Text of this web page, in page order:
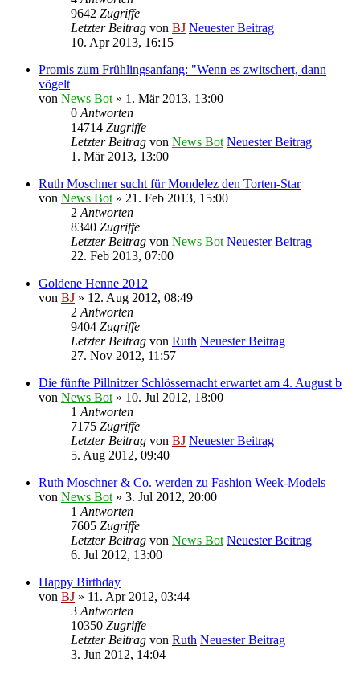
9642 Zugriffe
Letzter Beitrag von BJ Neuester Beitrag
10. Apr 2013, 16:15
Promis zum Frühlingsanfang: "Wenn es zwitschert, dann
vögelt
von News Bot » 1. Mär 2013, 13:00
0 Antworten
14714 Zugriffe
Letzter Beitrag von News Bot Neuester Beitrag
1. Mär 2013, 13:00
Ruth Moschner sucht für Mondelez den Torten-Star
von News Bot » 21. Feb 2013, 15:00
2 Antworten
8340 Zugriffe
Letzter Beitrag von News Bot Neuester Beitrag
22. Feb 2013, 07:00
Goldene Henne 2012
von BJ » 12. Aug 2012, 08:49
2 Antworten
9404 Zugriffe
Letzter Beitrag von Ruth Neuester Beitrag
27. Nov 2012, 11:57
Die fünfte Pillnitzer Schlössernacht erwartet am 4. August b
von News Bot » 10. Jul 2012, 18:00
1 Antworten
7175 Zugriffe
Letzter Beitrag von BJ Neuester Beitrag
5. Aug 2012, 09:40
Ruth Moschner & Co. werden zu Fashion Week-Models
von News Bot » 3. Jul 2012, 20:00
1 Antworten
7605 Zugriffe
Letzter Beitrag von News Bot Neuester Beitrag
6. Jul 2012, 13:00
Happy Birthday
von BJ » 11. Apr 2012, 03:44
3 Antworten
10350 Zugriffe
Letzter Beitrag von Ruth Neuester Beitrag
3. Jun 2012, 14:04